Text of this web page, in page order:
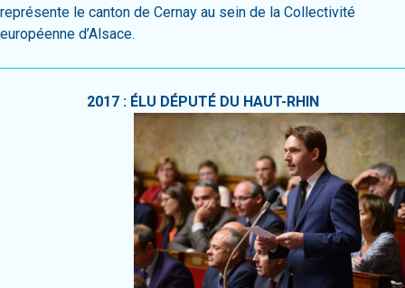
représente le canton de Cernay au sein de la Collectivité
européenne d’Alsace.
2017 : ÉLU DÉPUTÉ DU HAUT-RHIN